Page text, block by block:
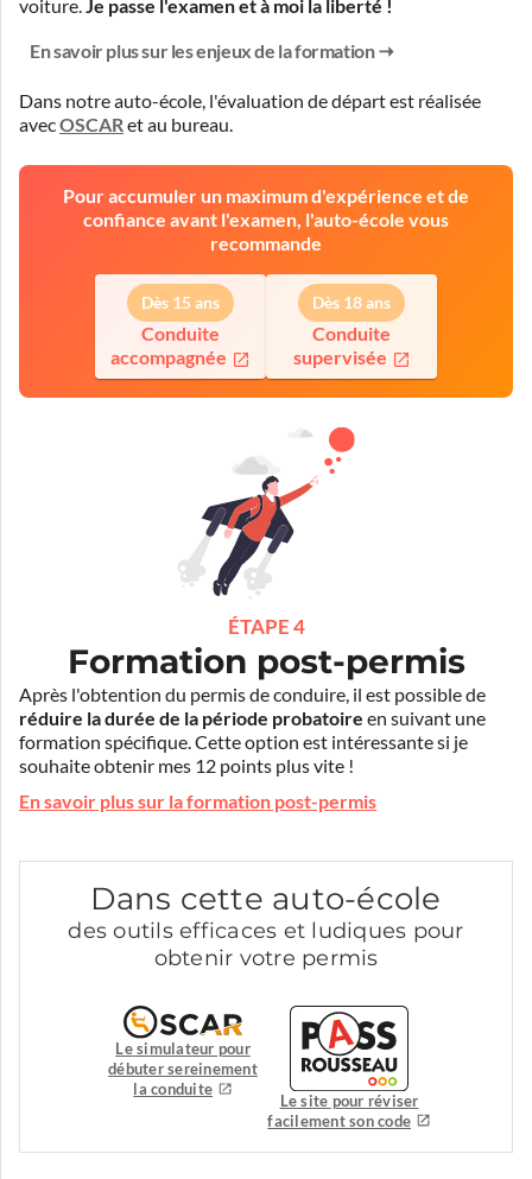
voiture.Je passe l'examen et à moi la liberté !
En savoir plus sur les enjeux de la formation
Dans notre auto-école, l'évaluation de départ est réalisée
avecOSCARetau bureau.
Pour accumuler un maximum d'expérience et de
confiance avant l'examen, l'auto-école vous
recommande
Dès 15 ans
Conduite
accompagnée
Dès 18 ans
Conduite
supervisée
ÉTAPE 4
Formation post-permis
Après l'obtention du permis de conduire, il est possible de
réduire la durée de la période probatoire en suivant une
formation spécifique. Cette option est intéressante si je
souhaite obtenir mes 12 points plus vite !
En savoir plus sur la formation post-permis
Dans cette auto-école
des outils efficaces et ludiques pour
obtenir votre permis
Le simulateur pour
débuter sereinement
la conduite
Le site pour réviser
facilement son code